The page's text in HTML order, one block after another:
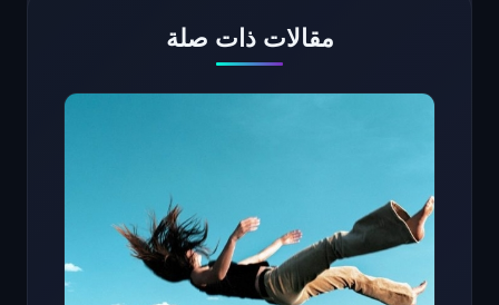
مقالات ذات صلة